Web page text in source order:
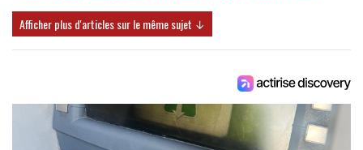
Afficher plus d'articles sur le même sujet ↓